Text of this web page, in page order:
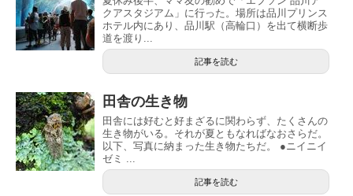
クアスタジアム」に行った。場所は品川プリンス
ホテル内にあり、品川駅（高輪口）を出て横断歩
道を渡り...
記事を読む
田舎の生き物
田舎には好むと好まざるに関わらず、たくさんの
生き物がいる。それが夏ともなればなおさらだ。
以下、写真に納まった生き物たちだ。 ●ニイニイ
ゼミ ...
記事を読む